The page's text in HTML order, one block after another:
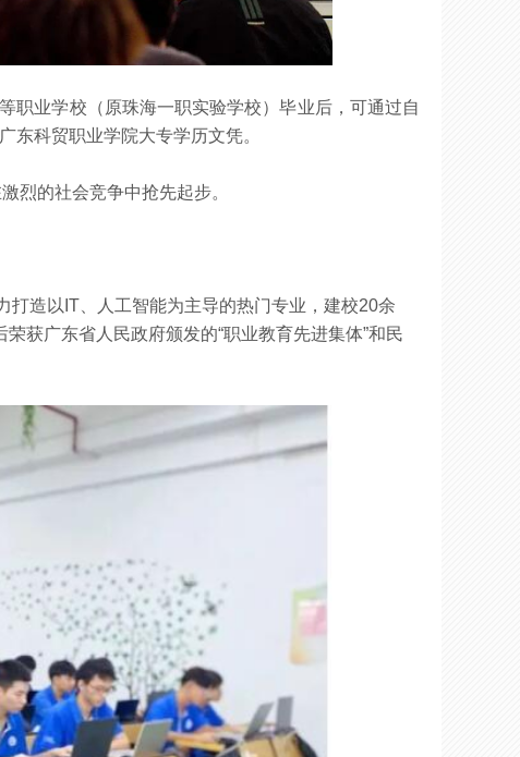
职业学校（原珠海一职实验学校）毕业后，可通过自
东科贸职业学院大专学历文凭。
烈的社会竞争中抢先起步。
打造以 IT 、人工智能为主导的热门专业，建校20余
荣获广东省人民政府颁发的“职业教育先进集体”和民